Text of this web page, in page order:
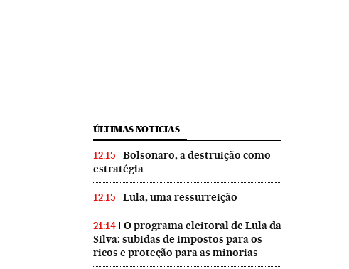
ÚLTIMAS NOTICIAS
12:15
Bolsonaro, a destruição como
estratégia
12:15 Lula, uma ressurreição
21:14
O programa eleitoral de Lula da
Silva: subidas de impostos para os
ricos e proteção para as minorias